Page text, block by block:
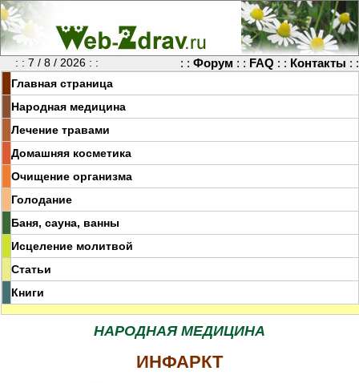
: : 7 / 8 / 2026 : : : : Форум : : FAQ : : Контакты : :
Главная страница
Народная медицина
Лечение травами
Домашняя косметика
Очищение организма
Голодание
Баня, сауна, ванны
Исцеление молитвой
Статьи
Книги
НАРОДНАЯ МЕДИЦИНА
ИНФАРКТ